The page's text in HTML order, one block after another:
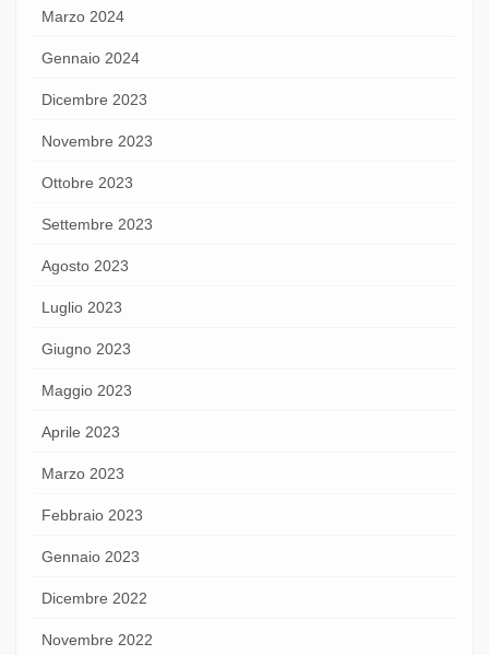
Marzo 2024
Gennaio 2024
Dicembre 2023
Novembre 2023
Ottobre 2023
Settembre 2023
Agosto 2023
Luglio 2023
Giugno 2023
Maggio 2023
Aprile 2023
Marzo 2023
Febbraio 2023
Gennaio 2023
Dicembre 2022
Novembre 2022